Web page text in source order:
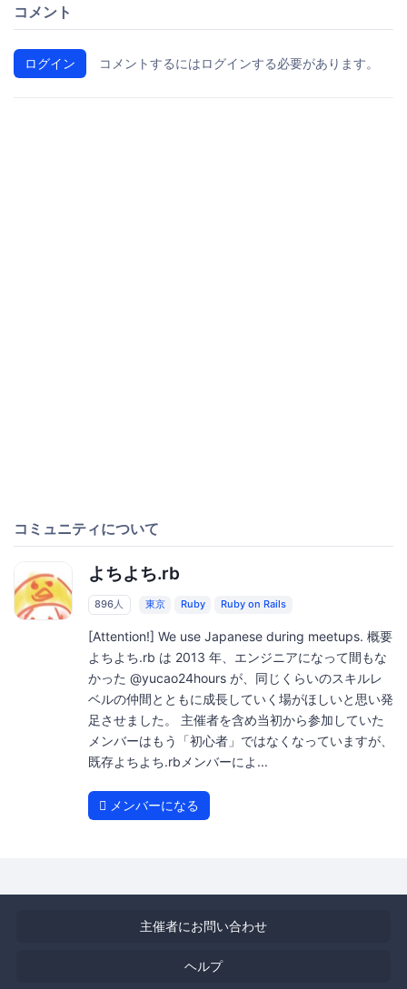
コメント
ログイン コメントするにはログインする必要があります。
コミュニティについて
よちよち.rb
896人 東京 Ruby Ruby on Rails
[Attention!] We use Japanese during meetups. 概要
よちよち.rb は 2013 年、エンジニアになって間もな
かった @yucao24hours が、同じくらいのスキルレ
ベルの仲間とともに成長していく場がほしいと思い発
足させました。 主催者を含め当初から参加していた
メンバーはもう「初心者」ではなくなっていますが、
既存よちよち.rbメンバーによ...
メンバーになる
主催者にお問い合わせ
ヘルプ